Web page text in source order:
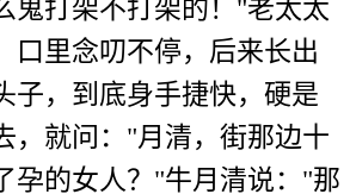
鬼打架不打架的！"老太太
口里念叨不停，后来长出
子，到底身手捷快，硬是
，就问："月清，街那边十
孕的女人？"牛月清说："那